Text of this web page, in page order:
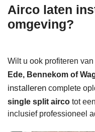
Airco laten
omgeving?
Wilt u ook profiteren
Ede, Bennekom of
installeren complete
single split airco tot
inclusief professioneel